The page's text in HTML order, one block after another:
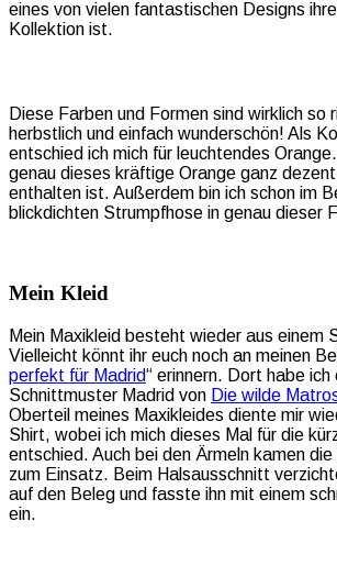
eines von vielen fantastischen Designs
Kollektion ist.
Diese Farben und Formen sind wirklich so
herbstlich und einfach wunderschön! Als
entschied ich mich für leuchtendes
genau dieses kräftige Orange ganz
enthalten ist. Außerdem bin ich schon im
blickdichten Strumpfhose in genau dieser
Mein Kleid
Mein Maxikleid besteht wieder aus einem
Vielleicht könnt ihr euch noch an meinen
perfekt für Madrid“ erinnern. Dort habe ich
Schnittmuster Madrid von Die wilde
Oberteil meines Maxikleides diente mir
Shirt, wobei ich mich dieses Mal für die
entschied. Auch bei den Ärmeln kamen
zum Einsatz. Beim Halsausschnitt
auf den Beleg und fasste ihn mit einem
ein.